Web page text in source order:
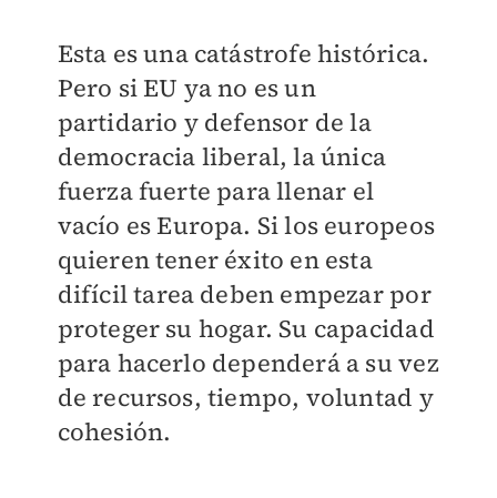
Esta es una catástrofe histórica.
Pero si EU ya no es un
partidario y defensor de la
democracia liberal, la única
fuerza fuerte para llenar el
vacío es Europa. Si los europeos
quieren tener éxito en esta
difícil tarea deben empezar por
proteger su hogar. Su capacidad
para hacerlo dependerá a su vez
de recursos, tiempo, voluntad y
cohesión.